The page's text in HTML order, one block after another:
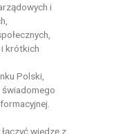
i
krótkich
Polski,
świadomego
wiedzę z